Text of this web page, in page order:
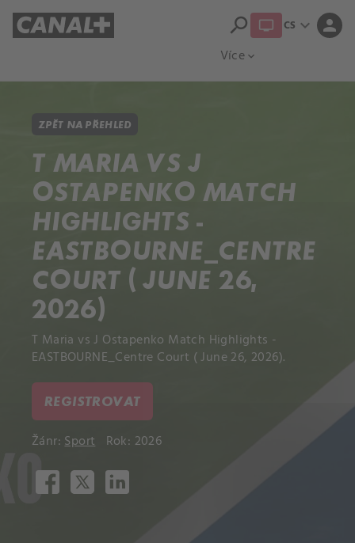
Více expand_more
search CS expand_more person
ZPĚT NA PŘEHLED
T MARIA VS J
OSTAPENKO MATCH
HIGHLIGHTS -
EASTBOURNE_CENTRE
COURT ( JUNE 26,
2026)
T Maria vs J Ostapenko Match Highlights -
EASTBOURNE_Centre Court ( June 26, 2026).
REGISTROVAT
Žánr:Sport Rok: 2026